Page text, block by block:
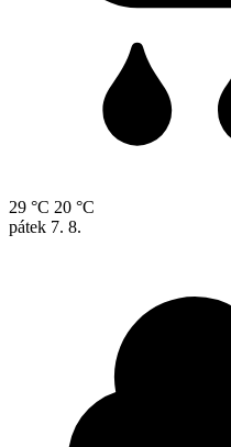
29 °C 20 °C
pátek 7. 8.